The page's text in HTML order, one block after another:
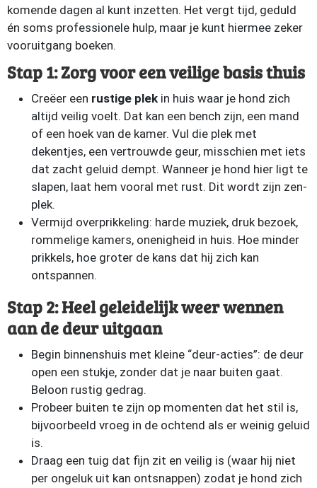
komende dagen al kunt inzetten. Het vergt tijd, geduld
én soms professionele hulp, maar je kunt hiermee zeker
vooruitgang boeken.
Stap 1: Zorg voor een veilige basis thuis
Creëer een rustige plek in huis waar je hond zich
altijd veilig voelt. Dat kan een bench zijn, een mand
of een hoek van de kamer. Vul die plek met
dekentjes, een vertrouwde geur, misschien met iets
dat zacht geluid dempt. Wanneer je hond hier ligt te
slapen, laat hem vooral met rust. Dit wordt zijn zen-
plek.
Vermijd overprikkeling: harde muziek, druk bezoek,
rommelige kamers, onenigheid in huis. Hoe minder
prikkels, hoe groter de kans dat hij zich kan
ontspannen.
Stap 2: Heel geleidelijk weer wennen
aan de deur uitgaan
Begin binnenshuis met kleine “deur-acties”: de deur
open een stukje, zonder dat je naar buiten gaat.
Beloon rustig gedrag.
Probeer buiten te zijn op momenten dat het stil is,
bijvoorbeeld vroeg in de ochtend als er weinig geluid
is.
Draag een tuig dat fijn zit en veilig is (waar hij niet
per ongeluk uit kan ontsnappen) zodat je hond zich